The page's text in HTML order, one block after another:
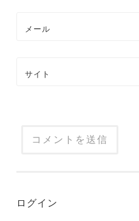
メール
サイト
ログイン